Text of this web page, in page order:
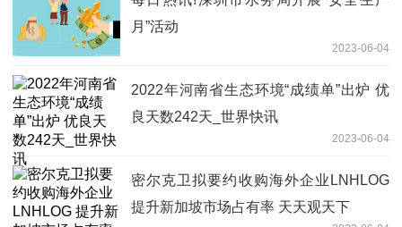
月”活动
2023-06-04
2022年河南省生态环境“成绩单”出炉 优
良天数242天_世界快讯
2023-06-04
密尔克卫拟要约收购海外企业LNHLOG
提升新加坡市场占有率 天天观天下